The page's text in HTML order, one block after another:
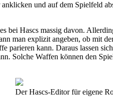
und auf dem Spielfeld
Hascs massig davon.
man explizit angeben, ob mit
kann. Daraus lassen
Solche Waffen können den
Der Hascs-Editor für eigene